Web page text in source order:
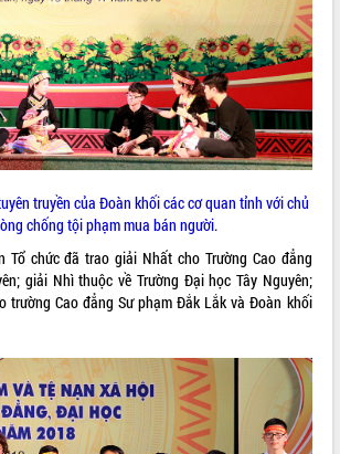
Mẹ Việt
chương
khai nhiệm
nhân dân
nội dung
Minh
có công với
thiết chế
yêu cầu
TP. Hồ Chí
cốt liệt sĩ
Sơn Hòa
truyền của Đoàn khối các cơ quan tỉnh với chủ
chống tội phạm mua bán người.
Tổ chức đã trao giải Nhất cho Trường Cao đẳng
giải Nhì thuộc về Trường Đại học Tây Nguyên;
trường Cao đẳng Sư phạm Đắk Lắk và Đoàn khối